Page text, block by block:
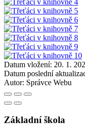
Datum vložení: 20. 1.
Datum poslední
Autor: Správce Webu
Základní škola